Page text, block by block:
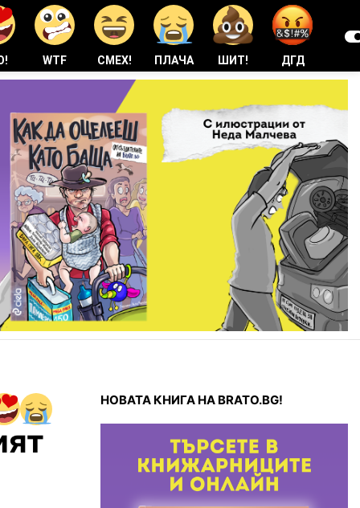
WTF СМЕХ! ПЛАЧА ШИТ! ДГД
НОВАТА КНИГА НА BRATO.BG!